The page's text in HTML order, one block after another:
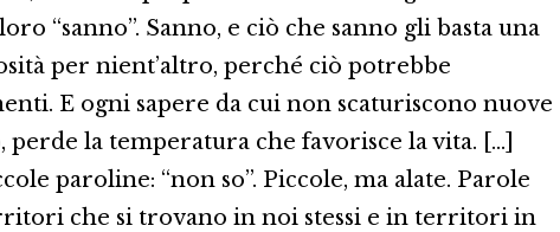
“sanno”. Sanno, e ciò che sanno gli basta una
per nient’altro, perché ciò potrebbe
E ogni sapere da cui non scaturiscono nuove
la temperatura che favorisce la vita. […]
paroline: “non so”. Piccole, ma alate. Parole
che si trovano in noi stessi e in territori in